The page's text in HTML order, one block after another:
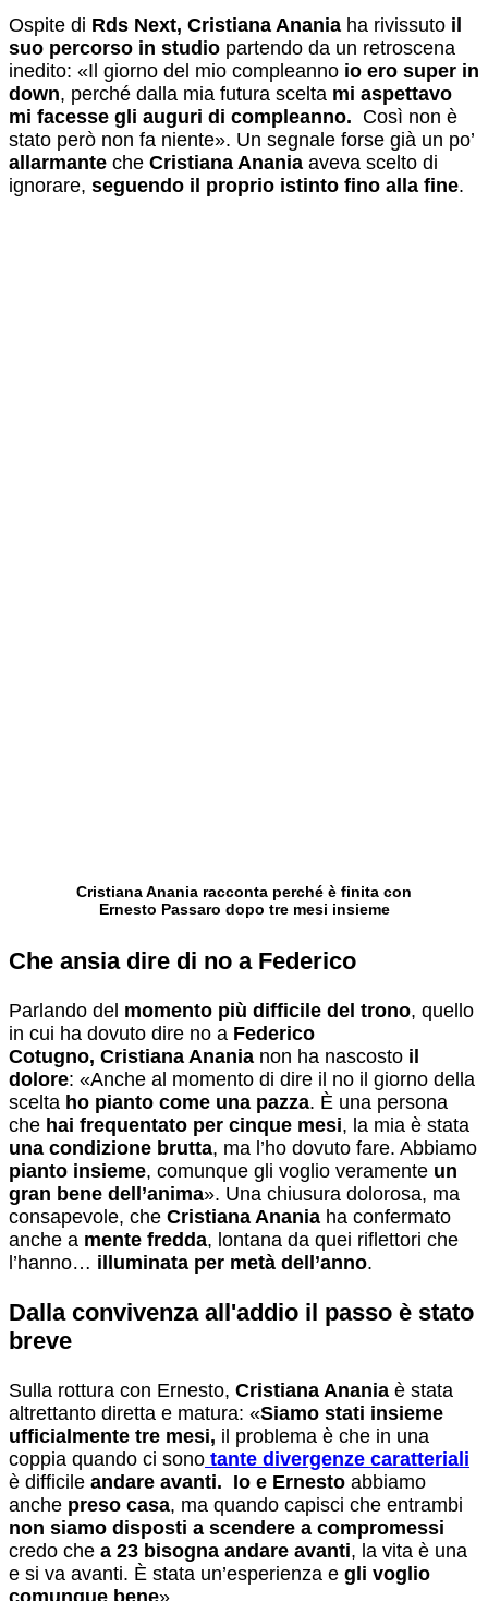
Ospite di Rds Next, Cristiana Anania ha rivissuto il
suo percorso in studio partendo da un retroscena
inedito: «Il giorno del mio compleanno io ero super in
down, perché dalla mia futura scelta mi aspettavo
mi facesse gli auguri di compleanno. Così non è
stato però non fa niente». Un segnale forse già un po’
allarmante che Cristiana Anania aveva scelto di
ignorare, seguendo il proprio istinto fino alla fine.
Cristiana Anania racconta perché è finita con
Ernesto Passaro dopo tre mesi insieme
Che ansia dire di no a Federico
Parlando del momento più difficile del trono, quello
in cui ha dovuto dire no a Federico
Cotugno, Cristiana Anania non ha nascosto il
dolore: «Anche al momento di dire il no il giorno della
scelta ho pianto come una pazza. È una persona
che hai frequentato per cinque mesi, la mia è stata
una condizione brutta, ma l’ho dovuto fare. Abbiamo
pianto insieme, comunque gli voglio veramente un
gran bene dell’anima». Una chiusura dolorosa, ma
consapevole, che Cristiana Anania ha confermato
anche a mente fredda, lontana da quei riflettori che
l’hanno… illuminata per metà dell’anno.
Dalla convivenza all'addio il passo è stato
breve
Sulla rottura con Ernesto, Cristiana Anania è stata
altrettanto diretta e matura: «Siamo stati insieme
ufficialmente tre mesi, il problema è che in una
coppia quando ci sono tante divergenze caratteriali
è difficile andare avanti. Io e Ernesto abbiamo
anche preso casa, ma quando capisci che entrambi
non siamo disposti a scendere a compromessi
credo che a 23 bisogna andare avanti, la vita è una
e si va avanti. È stata un’esperienza e gli voglio
comunque bene».